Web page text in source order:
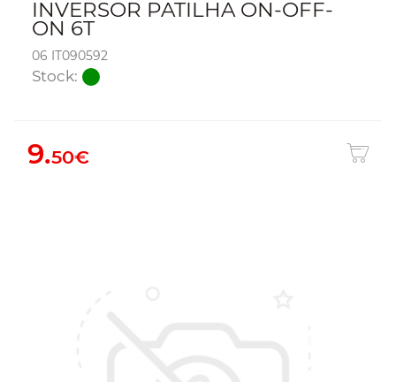
INVERSOR PATILHA ON-OFF-
ON 6T
06 IT090592
Stock:
9.50€